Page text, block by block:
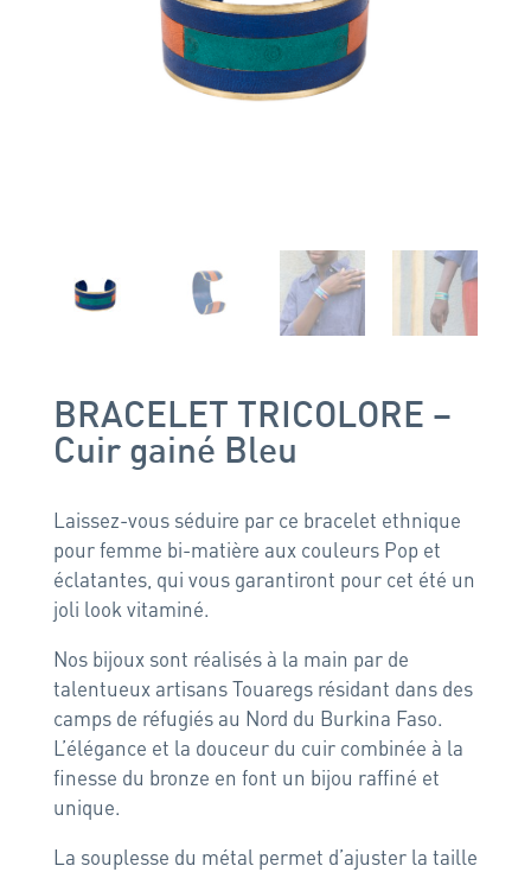
BRACELET TRICOLORE –
Cuir gainé Bleu
Laissez-vous séduire par ce bracelet ethnique
pour femme bi-matière aux couleurs Pop et
éclatantes, qui vous garantiront pour cet été un
joli look vitaminé.
Nos bijoux sont réalisés à la main par de
talentueux artisans Touaregs résidant dans des
camps de réfugiés au Nord du Burkina Faso.
L’élégance et la douceur du cuir combinée à la
finesse du bronze en font un bijou raffiné et
unique.
La souplesse du métal permet d’ajuster la taille